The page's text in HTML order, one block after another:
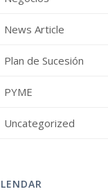
News Article
Plan de Sucesión
PYME
Uncategorized